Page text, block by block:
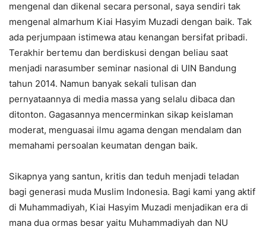
mengenal dan dikenal secara personal, saya sendiri tak
mengenal almarhum Kiai Hasyim Muzadi dengan baik. Tak
ada perjumpaan istimewa atau kenangan bersifat pribadi.
Terakhir bertemu dan berdiskusi dengan beliau saat
menjadi narasumber seminar nasional di UIN Bandung
tahun 2014. Namun banyak sekali tulisan dan
pernyataannya di media massa yang selalu dibaca dan
ditonton. Gagasannya mencerminkan sikap keislaman
moderat, menguasai ilmu agama dengan mendalam dan
memahami persoalan keumatan dengan baik.
Sikapnya yang santun, kritis dan teduh menjadi teladan
bagi generasi muda Muslim Indonesia. Bagi kami yang aktif
di Muhammadiyah, Kiai Hasyim Muzadi menjadikan era di
mana dua ormas besar yaitu Muhammadiyah dan NU